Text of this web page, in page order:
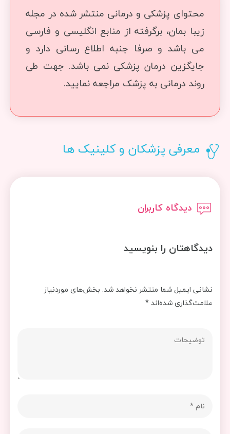
محتوای پزشکی و درمانی منتشر شده در مجله
زیبا بمان، برگرفته از منابع انگلیسی و فارسی
می باشد و صرفا جنبه اطلاع رسانی دارد و
جایگزین درمان پزشکی نمی باشد. جهت طی
روند درمانی به پزشک مراجعه نمایید.
معرفی پزشکان و کلینیک ها
دیدگاه کاربران
دیدگاهتان را بنویسید
نشانی ایمیل شما منتشر نخواهد شد. بخش‌های موردنیاز
علامت‌گذاری شده‌اند*